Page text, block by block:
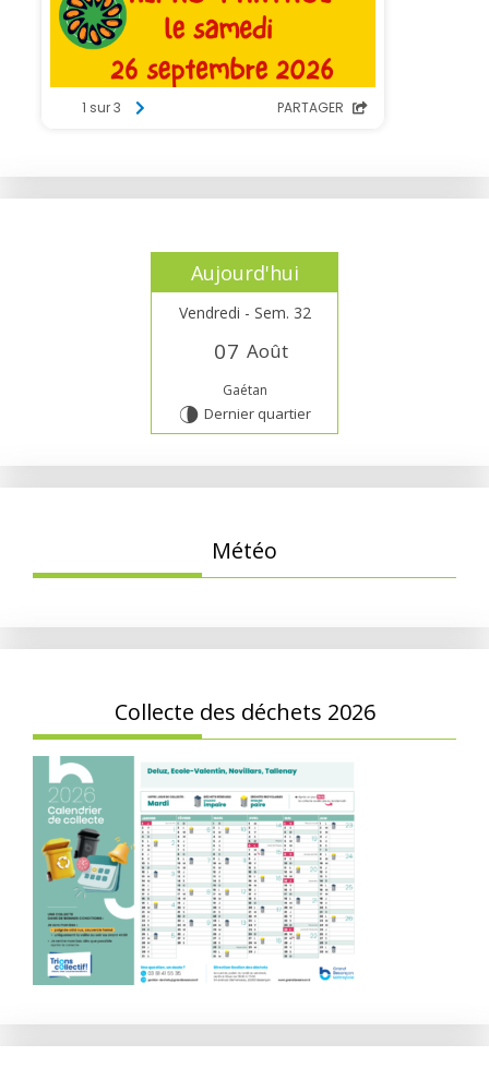
Aujourd'hui
Vendredi - Sem. 32
07 Août
Gaétan
U Dernier quartier
Météo
Collecte des déchets 2026